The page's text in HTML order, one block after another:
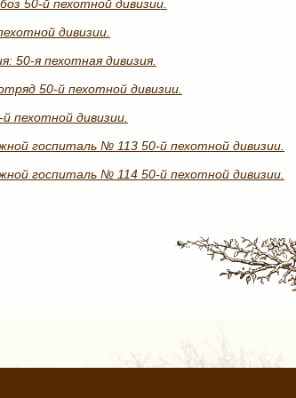
50-й пехотной дивизии.
дивизии.
50-я пехотная дивизия.
50-й пехотной дивизии.
пехотной дивизии.
госпиталь № 113 50-й пехотной дивизии.
госпиталь № 114 50-й пехотной дивизии.